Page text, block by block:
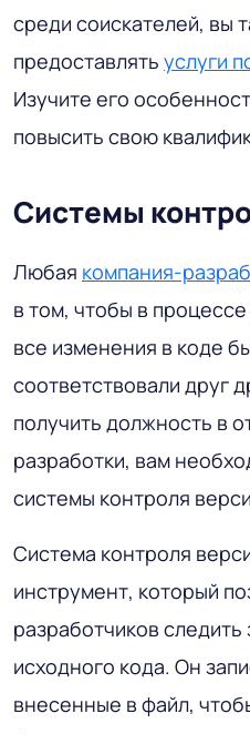
среди соискателей, вы
предоставлять услуги
Изучите его
повысить свою
Системы
Любая компания-
в том, чтобы в
все изменения в коде
соответствовали друг
получить должность в
разработки, вам
системы контроля
Система контроля
инструмент, который
разработчиков
исходного кода. Он
внесенные в файл,